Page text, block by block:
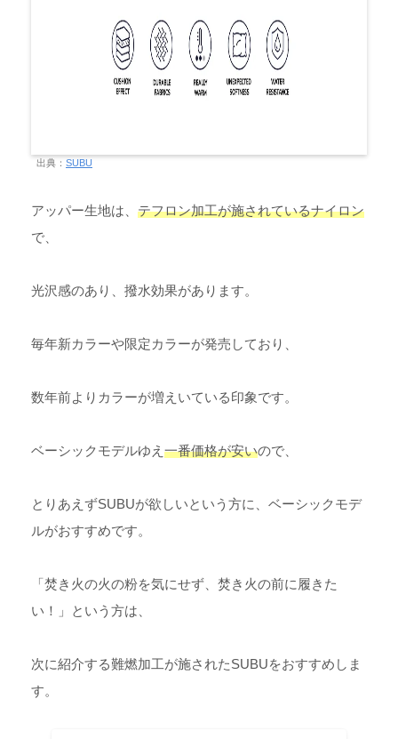
出典： SUBU
アッパー生地は、 テフロン加工が施されているナイロン
で、
光沢感のあり、撥水効果があります。
毎年新カラーや限定カラーが発売しており、
数年前よりカラーが増えいている印象です。
ベーシックモデルゆえ 一番価格が安いので、
とりあえずSUBUが欲しいという方に、ベーシックモデ
ルがおすすめです。
「焚き火の火の粉を気にせず、焚き火の前に履きた
い！」という方は、
次に紹介する難燃加工が施されたSUBUをおすすめしま
す。